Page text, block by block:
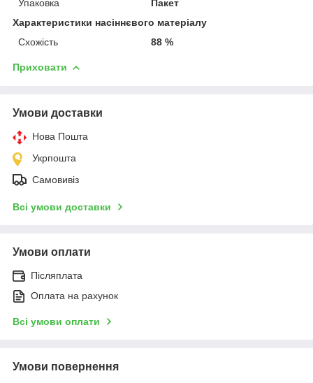
Упаковка
Пакет
Характеристики насіннєвого матеріалу
Схожість
88 %
Приховати
Умови доставки
Нова Пошта
Укрпошта
Самовивіз
Всі умови доставки
Умови оплати
Післяплата
Оплата на рахунок
Всі умови оплати
Умови повернення